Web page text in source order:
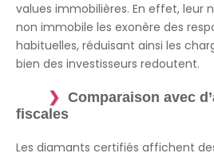
values immobilières. En effet, leur
non immobile les exonère des
habituelles, réduisant ainsi les
bien des investisseurs redoutent.
Comparaison avec
fiscales
Les diamants certifiés affichent